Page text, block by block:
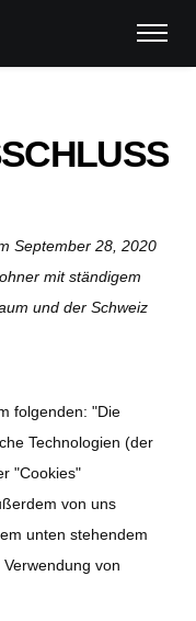
September 28, 2020
mit ständigem
und der Schweiz
folgenden: "Die
Technologien (der
"Cookies"
von uns
unten stehendem
von